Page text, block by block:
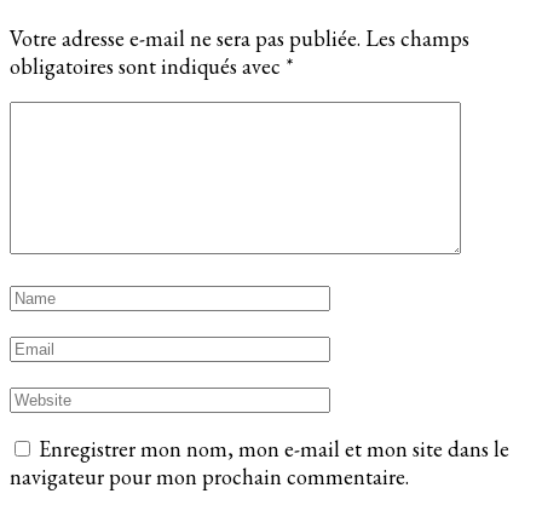
Votre adresse e-mail ne sera pas publiée. Les champs
obligatoires sont indiqués avec *
Enregistrer mon nom, mon e-mail et mon site dans le
navigateur pour mon prochain commentaire.